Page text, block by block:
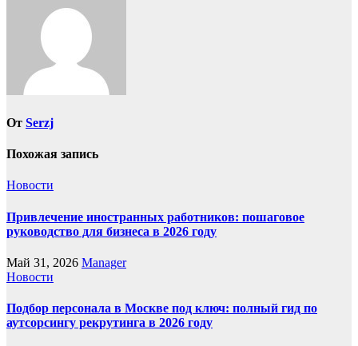
От Serzj
Похожая запись
Новости
Привлечение иностранных работников: пошаговое
руководство для бизнеса в 2026 году
Май 31, 2026 Manager
Новости
Подбор персонала в Москве под ключ: полный гид по
аутсорсингу рекрутинга в 2026 году